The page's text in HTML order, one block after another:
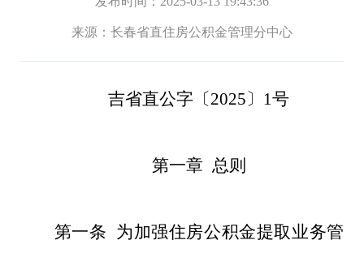
来源： 长春省直住房公积金管理分中心
吉省直公字〔2025〕1号
第一章 总则
第一条 为加强住房公积金提取业务管